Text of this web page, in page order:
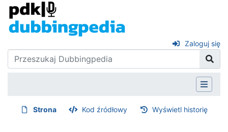
Zaloguj się
Strona Kod źródłowy Wyświetl historię